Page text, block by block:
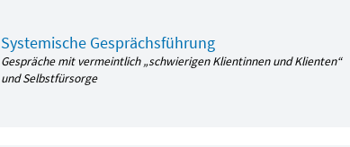
Systemische Gesprächsführung
Gespräche mit vermeintlich „schwierigen Klientinnen und Klienten“
und Selbstfürsorge